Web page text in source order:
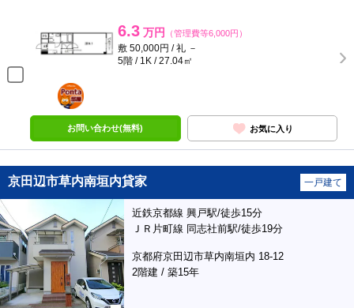
6.3 万円 （管理費等6,000円）
敷 50,000円 / 礼 －
5階 / 1K / 27.04㎡
ポンタ
部屋
お問い合わせ(無料) お気に入り
京田辺市草内南垣内貸家 一戸建て
近鉄京都線 興戸駅/徒歩15分
ＪＲ片町線 同志社前駅/徒歩19分
京都府京田辺市草内南垣内 18-12
2階建 / 築15年